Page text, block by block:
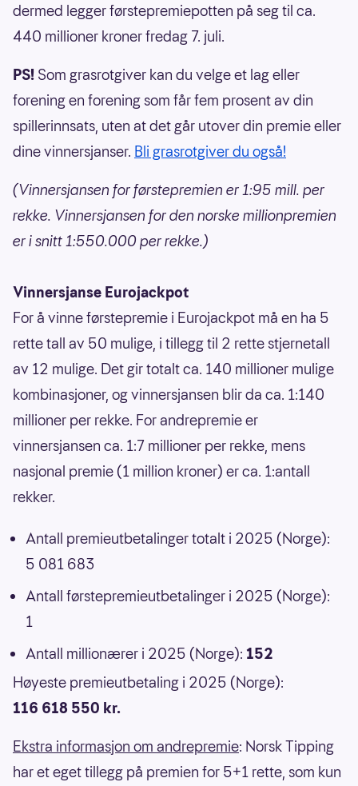
dermed legger førstepremiepotten på seg til ca.
440 millioner kroner fredag 7. juli.
PS! Som grasrotgiver kan du velge et lag eller
forening en forening som får fem prosent av din
spillerinnsats, uten at det går utover din premie eller
dine vinnersjanser. Bli grasrotgiver du også!
(Vinnersjansen for førstepremien er 1:95 mill. per
rekke. Vinnersjansen for den norske millionpremien
er i snitt 1:550.000 per rekke.)
Vinnersjanse Eurojackpot
For å vinne førstepremie i Eurojackpot må en ha 5
rette tall av 50 mulige, i tillegg til 2 rette stjernetall
av 12 mulige. Det gir totalt ca. 140 millioner mulige
kombinasjoner, og vinnersjansen blir da ca. 1:140
millioner per rekke. For andrepremie er
vinnersjansen ca. 1:7 millioner per rekke, mens
nasjonal premie (1 million kroner) er ca. 1:antall
rekker.
Antall premieutbetalinger totalt i 2025 (Norge):
5 081 683
Antall førstepremieutbetalinger i 2025 (Norge):
1
Antall millionærer i 2025 (Norge): 152
Høyeste premieutbetaling i 2025 (Norge):
116 618 550 kr.
Ekstra informasjon om andrepremie: Norsk Tipping
har et eget tillegg på premien for 5+1 rette, som kun